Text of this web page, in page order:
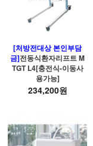
[처방전대상 본인부담
금]전동식환자리프트 M
TGT L4[충전식-이동사
용가능]
234,200원